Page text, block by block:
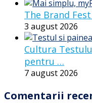
The Brand
3 august 2026
Cultura
pentru …
7 august 2026
Comentarii